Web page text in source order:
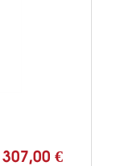
307,00 €